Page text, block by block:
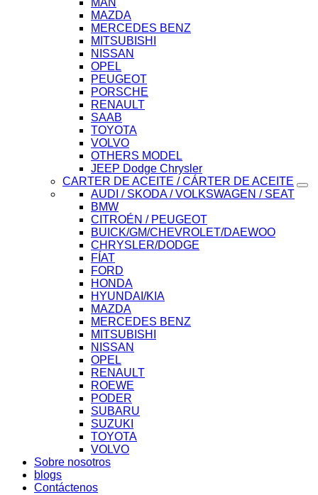
MAN
MAZDA
MERCEDES BENZ
MITSUBISHI
NISSAN
OPEL
PEUGEOT
PORSCHE
RENAULT
SAAB
TOYOTA
VOLVO
OTHERS MODEL
JEEP Dodge Chrysler
CARTER DE ACEITE / CÁRTER DE ACEITE
AUDI / SKODA / VOLKSWAGEN / SEAT
BMW
CITROÉN / PEUGEOT
BUICK/GM/CHEVROLET/DAEWOO
CHRYSLER/DODGE
FÍAT
FORD
HONDA
HYUNDAI/KIA
MAZDA
MERCEDES BENZ
MITSUBISHI
NISSAN
OPEL
RENAULT
ROEWE
PODER
SUBARU
SUZUKI
TOYOTA
VOLVO
Sobre nosotros
blogs
Contáctenos